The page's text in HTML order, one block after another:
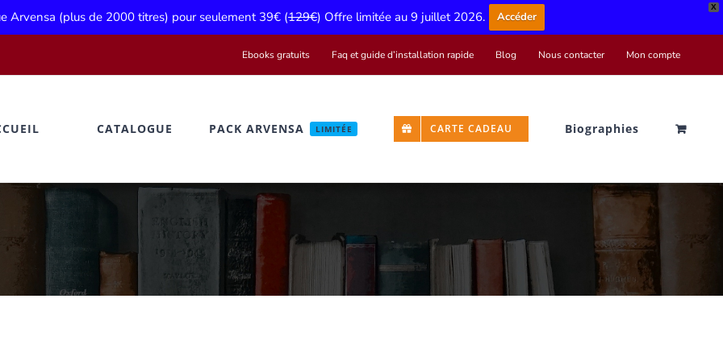
X
Arvensa (plus de 2000 titres) pour seulement 39€ (129€) Offre limitée au 9 juillet 2026. Accéder
Ebooks gratuits Faq et guide d’installation rapide Blog Nous contacter Mon compte
CATALOGUE PACK ARVENSA LIMITÉE CARTE CADEAU Biographies